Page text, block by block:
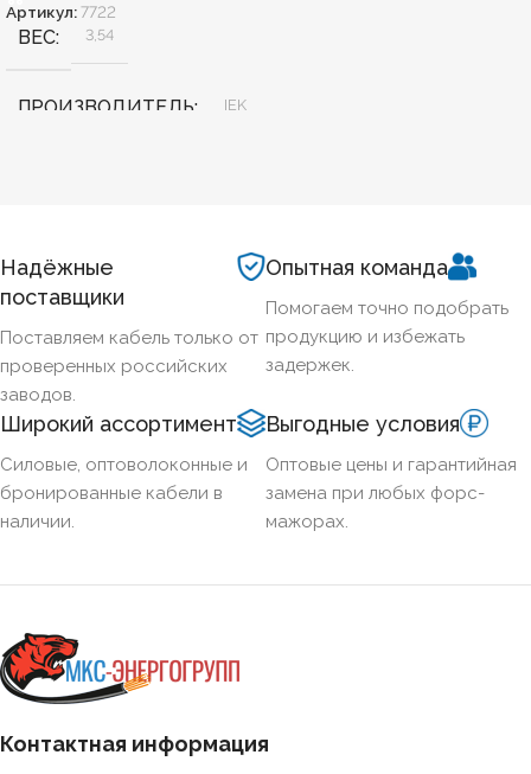
Артикул:7722
ВЕС 3,54
ПРОИЗВОДИТЕЛЬ IEK
Надёжные
поставщики
Поставляем кабель только от
проверенных российских
заводов.
Опытная команда
Помогаем точно подобрать
продукцию и избежать
задержек.
Широкий ассортимент
Силовые, оптоволоконные и
бронированные кабели в
наличии.
Выгодные условия
Оптовые цены и гарантийная
замена при любых форс-
мажорах.
Контактная информация